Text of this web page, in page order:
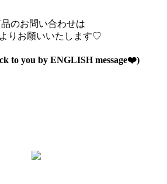
品のお問い合わせは
りお願いいたします♡
to you by ENGLISH message❤️)